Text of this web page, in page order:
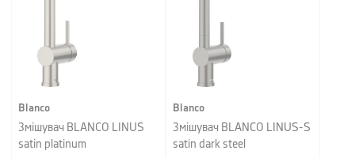
Blanco
Змішувач BLANCO LINUS
satin platinum
Blanco
Змішувач BLANCO LINUS-S
satin dark steel